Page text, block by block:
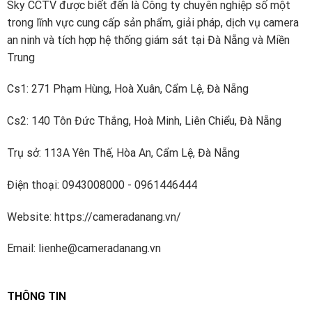
Dahua đã đầu tư khoảng 10% doanh thu bán hàng hàng
năm vào R & D kể từ năm 2014. Công ty có bốn viện
cấp cao làm việc về các công nghệ tiên tiến trong AI,
phần mềm và các công nghệ khác. Dahua đã đăng ký
ninh hàng đầu thế giới được xếp hạng bởi A&S
Sky CCTV được biết đến là Công ty chuyên nghiệp số một
trong lĩnh vực cung cấp sản phẩm, giải pháp, dịch vụ camera
an ninh và tích hợp hệ thống giám sát tại Đà Nẵng và Miền
Trung
Cs1: 271 Phạm Hùng, Hoà Xuân, Cẩm Lệ, Đà Nẵng
Cs2: 140 Tôn Đức Thắng, Hoà Minh, Liên Chiểu, Đà Nẵng
Trụ sở: 113A Yên Thế, Hòa An, Cẩm Lệ, Đà Nẵng
Điện thoại: 0943008000 - 0961446444
Website: https://cameradanang.vn/
Email: lienhe@cameradanang.vn
THÔNG TIN